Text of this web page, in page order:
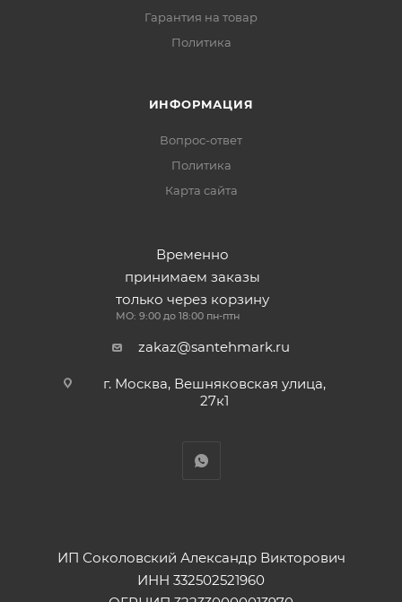
Гарантия на товар
Политика
ИНФОРМАЦИЯ
Вопрос-ответ
Политика
Карта сайта
Временно
принимаем заказы
только через корзину
МО: 9:00 до 18:00 пн-птн
zakaz@santehmark.ru
г. Москва, Вешняковская улица,
27к1
ИП Соколовский Александр Викторович
ИНН 332502521960